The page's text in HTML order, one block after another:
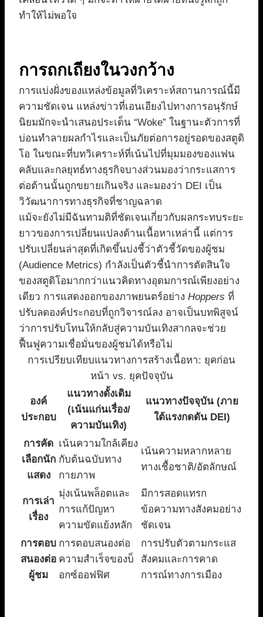
ทำให้ไม่พอใจ
การถกเถียงในวงกว้าง
การแบ่งฝั่งของแหล่งข้อมูลที่วิเคราะห์สถานการณ์นี้มี
ความชัดเจน แหล่งข่าวที่เอนเอียงไปทางการอนุรักษ์
นิยมมักจะนำเสนอประเด็น “Woke” ในฐานะตัวการที่
บ่อนทำลายผลกำไรและเป็นภัยต่อการอยู่รอดของสตูดิ
โอ ในขณะที่บทวิเคราะห์ที่เน้นไปที่มุมมองของแฟน
คลับและกลยุทธ์ทางธุรกิจบางส่วนมองว่ากระแสการ
ต่อต้านนั้นถูกขยายเกินจริง และมองว่า DEI เป็น
วิวัฒนาการทางธุรกิจที่ชาญฉลาด
แม้จะยังไม่มีฉันทามติที่ชัดเจนเกี่ยวกับผลกระทบระยะ
ยาวของการเปลี่ยนแปลงด้านเนื้อหาเหล่านี้ แต่การ
ปรับเปลี่ยนล่าสุดที่เกิดขึ้นบ่งชี้ว่าตัวชี้วัดของผู้ชม
(Audience Metrics) กำลังเป็นตัวชี้นำการตัดสินใจ
ของสตูดิโอมากกว่าแนวคิดทางอุดมการณ์เพียงอย่าง
เดียว การแสดงออกของภาพยนตร์อย่าง Hoppers ที่
ปรับลดองค์ประกอบที่ถูกวิจารณ์ลง อาจเป็นบทพิสูจน์
ว่าการปรับโทนให้กลับสู่ความบันเทิงสากลจะช่วย
ฟื้นฟูความเชื่อมั่นของผู้ชมได้หรือไม่
การเปรียบเทียบแนวทางการสร้างเนื้อหา: ยุคก่อน
หน้า vs. ยุคปัจจุบัน
องค์
ประกอบ
แนวทางดั้งเดิม
(เน้นแก่นเรื่อง/
ความบันเทิง)
แนวทางปัจจุบัน (ภาย
ใต้แรงกดดัน DEI)
การคัด
เลือกนัก
แสดง
เน้นความใกล้เคียง
กับต้นฉบับทาง
กายภาพ
เน้นความหลากหลาย
ทางเชื้อชาติ/อัตลักษณ์
การเล่า
เรื่อง
มุ่งเน้นพล็อตและ
การแก้ปัญหา
ความขัดแย้งหลัก
มีการสอดแทรก
ข้อความทางสังคมอย่าง
ชัดเจน
การตอบ
สนองต่อ
ผู้ชม
การตอบสนองต่อ
ความสำเร็จของบ็
อกซ์ออฟฟิศ
การปรับตัวตามกระแส
สังคมและการคาด
การณ์ทางการเมือง